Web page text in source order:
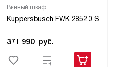
Винный шкаф
Kuppersbusch FWK 2852.0 S
371 990 руб.